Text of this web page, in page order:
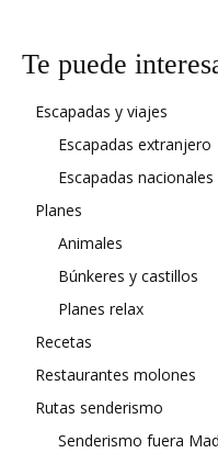
Te puede
Escapadas y viajes
Escapadas extranjero
Escapadas nacionales
Planes
Animales
Búnkeres y castillos
Planes relax
Recetas
Restaurantes molones
Rutas senderismo
Senderismo fuera